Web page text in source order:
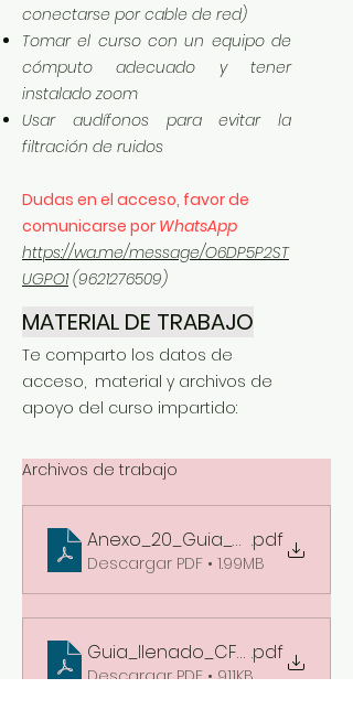
conectarse por cable de red)
Tomar el curso con un equipo de
cómputo adecuado y tener
instalado zoom
Usar audífonos para evitar la
filtración de ruidos
Dudas en el acceso, favor de
comunicarse por WhatsApp
https://wa.me/message/O6DP5P2ST
UGPO1 (9621276509)
MATERIAL DE TRABAJO
Te comparto los datos de
acceso, material y archivos de
apoyo del curso impartido:
Archivos de trabajo
.pdf
Descargar PDF • 1.99MB
Guia_llenado_CFDI_.pdf
Descargar PDF • 911KB